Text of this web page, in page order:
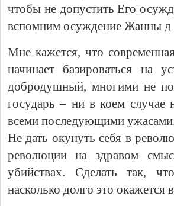
чтобы не допустить Его
вспомним осуждение Жанны
Мне кажется, что
начинает базироваться на
добродушный, многими не
государь – ни в коем случае
всеми последующими
Не дать окунуть себя в
революции на здравом
убийствах. Сделать так,
насколько долго это